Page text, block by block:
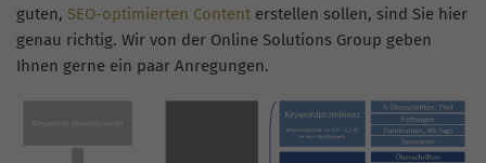
guten, SEO-optimierten Content erstellen sollen, sind Sie hier
genau richtig. Wir von der Online Solutions Group geben
Ihnen gerne ein paar Anregungen.